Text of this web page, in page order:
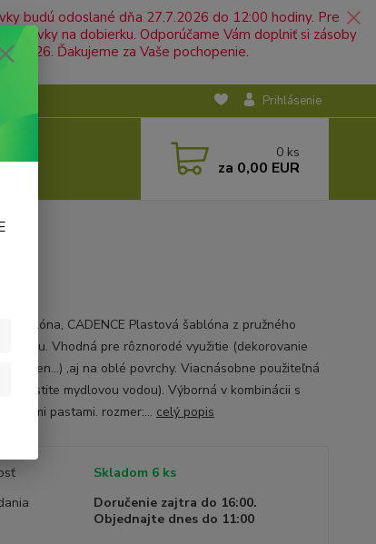
budú odoslané dňa 27.7.2026 do 12:00 hodiny. Pre
na dobierku. Odporúčame Vám doplniť si zásoby
Ďakujeme za Vaše pochopenie.
Prihlásenie
0 ks
za 0,00 EUR
šablóna, CADENCE Plastová šablóna z pružného
Vhodná pre rôznorodé využitie (dekorovanie
stien...) ,aj na oblé povrchy. Viacnásobne použiteľná
očistite mydlovou vodou). Výborná v kombinácii s
pastami. rozmer:... celý popis
Skladom 6 ks
Doručenie zajtra do 16:00.
Objednajte dnes do 11:00